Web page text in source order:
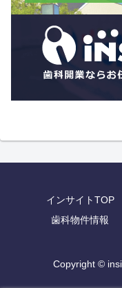
インサイトTOP
歯科物件情報
Copyright ©